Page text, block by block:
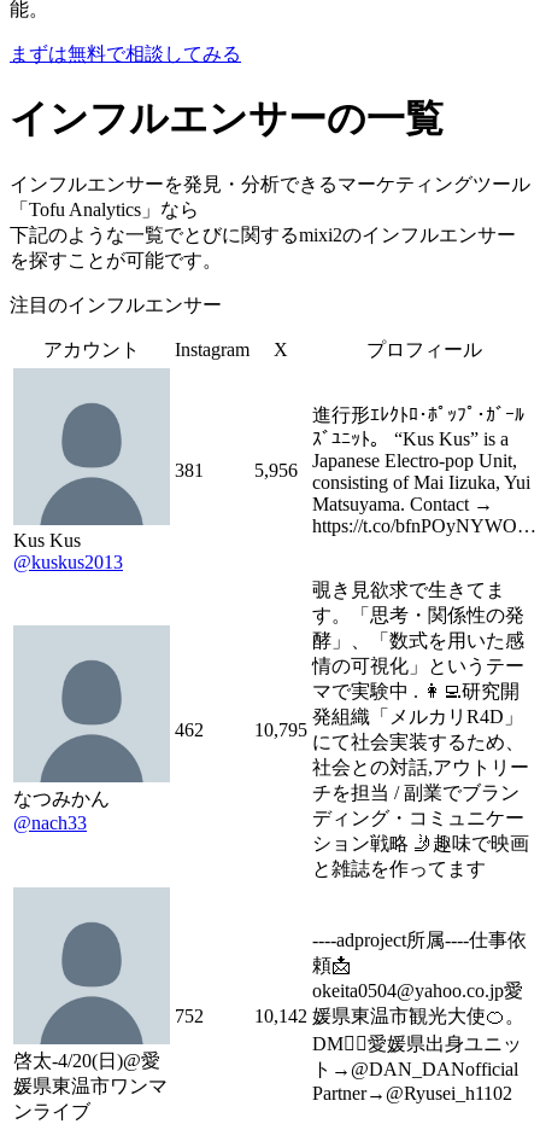
能。
まずは無料で相談してみる
インフルエンサーの一覧
インフルエンサーを発見・分析できるマーケティングツール
「Tofu Analytics」なら
下記のような一覧でとびに関するmixi2のインフルエンサー
を探すことが可能です。
注目のインフルエンサー
アカウント Instagram X プロフィール
Kus Kus
@kuskus2013
381 5,956
進行形ｴﾚｸﾄﾛ･ﾎﾟｯﾌﾟ･ｶﾞｰﾙ
ｽﾞﾕﾆｯﾄ。 “Kus Kus” is a
Japanese Electro-pop Unit,
consisting of Mai Iizuka, Yui
Matsuyama. Contact →
https://t.co/bfnPOyNYWO…
なつみかん
@nach33
462 10,795
覗き見欲求で生きてま
す。「思考・関係性の発
酵」、「数式を用いた感
情の可視化」というテー
マで実験中 . 👩‍💻研究開
発組織「メルカリR4D」
にて社会実装するため、
社会との対話,アウトリー
チを担当 / 副業でブラン
ディング・コミュニケー
ション戦略 🤳趣味で映画
と雑誌を作ってます
啓太-4/20(日)@愛
媛県東温市ワンマ
ンライブ
752 10,142
----adproject所属----仕事依
頼📩
okeita0504@yahoo.co.jp愛
媛県東温市観光大使🍊。
DM🙅‍♂️愛媛県出身ユニッ
ト→@DAN_DANofficial
Partner→@Ryusei_h1102